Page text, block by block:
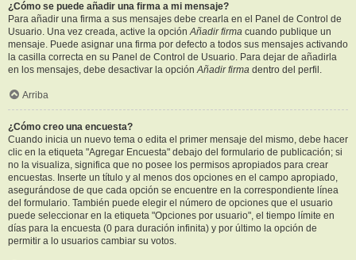
¿Cómo se puede añadir una firma a mi mensaje?
Para añadir una firma a sus mensajes debe crearla en el Panel de Control de
Usuario. Una vez creada, active la opciónAñadir firma cuando publique un
mensaje. Puede asignar una firma por defecto a todos sus mensajes activando
la casilla correcta en su Panel de Control de Usuario. Para dejar de añadirla
en los mensajes, debe desactivar la opciónAñadir firma dentro del perfil.
Arriba
¿Cómo creo una encuesta?
Cuando inicia un nuevo tema o edita el primer mensaje del mismo, debe hacer
clic en la etiqueta "Agregar Encuesta" debajo del formulario de publicación; si
no la visualiza, significa que no posee los permisos apropiados para crear
encuestas. Inserte un título y al menos dos opciones en el campo apropiado,
asegurándose de que cada opción se encuentre en la correspondiente línea
del formulario. También puede elegir el número de opciones que el usuario
puede seleccionar en la etiqueta "Opciones por usuario", el tiempo límite en
días para la encuesta (0 para duración infinita) y por último la opción de
permitir a lo usuarios cambiar su votos.